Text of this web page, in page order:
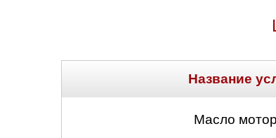
Название
Масло